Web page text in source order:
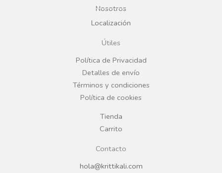
b
o
o
k
g
r
a
Nosotros
Localización
Útiles
Política de Privacidad
Detalles de envío
Términos y condiciones
Política de cookies
Tienda
Carrito
Contacto
hola@krittikali.com